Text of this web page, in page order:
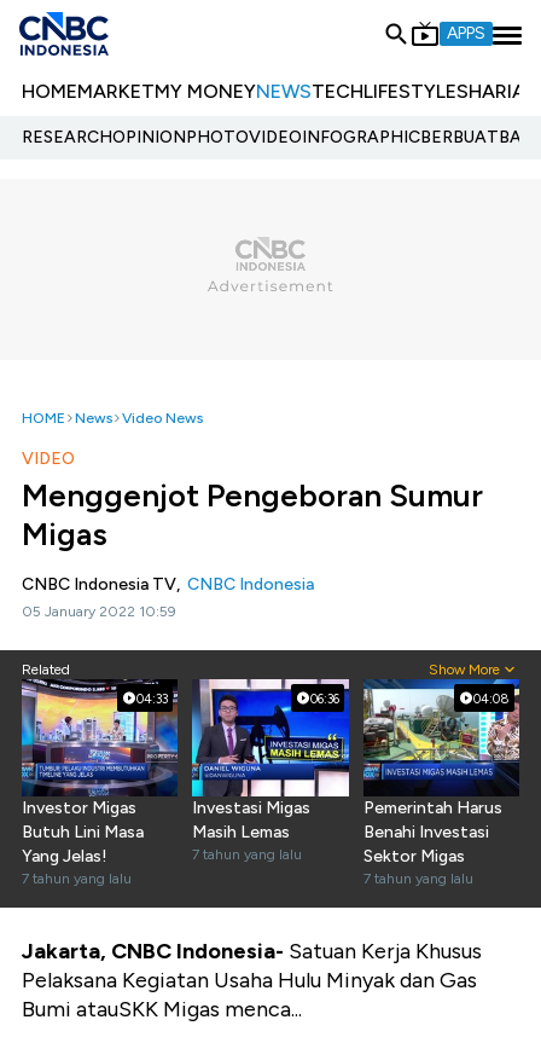
APPS
HOMEMARKETMY MONEYNEWSTECHLIFESTYLESHARIA
RESEARCHOPINIONPHOTOVIDEOINFOGRAPHIC
HOME News Video News
VIDEO
Menggenjot Pengeboran Sumur
Migas
CNBC Indonesia TV, CNBC Indonesia
05 January 2022 10:59
Related Show More
04:33
Investor Migas
Butuh Lini Masa
Yang Jelas!
7 tahun yang lalu
06:36
Investasi Migas
Masih Lemas
7 tahun yang lalu
04:08
Pemerintah Harus
Benahi Investasi
Sektor Migas
7 tahun yang lalu
Jakarta, CNBC Indonesia- Satuan Kerja Khusus
Pelaksana Kegiatan Usaha Hulu Minyak dan Gas
Bumi atauSKK Migas menca...